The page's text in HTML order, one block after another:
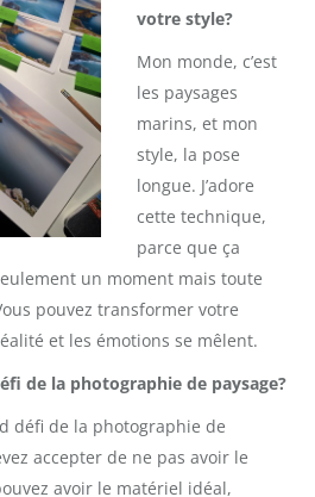
votre style?
Mon monde, c’est
les paysages
marins, et mon
style, la pose
longue. J’adore
cette technique,
parce que ça
un moment mais toute
pouvez transformer votre
et les émotions se mêlent.
de la photographie de paysage?
défi de la photographie de
accepter de ne pas avoir le
avoir le matériel idéal,